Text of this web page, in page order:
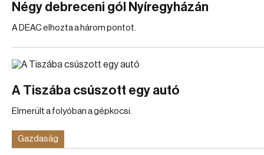
Négy debreceni gól Nyíregyházán
A DEAC elhozta a három pontot.
A Tiszába csúszott egy autó
Elmerült a folyóban a gépkocsi.
Gazdaság